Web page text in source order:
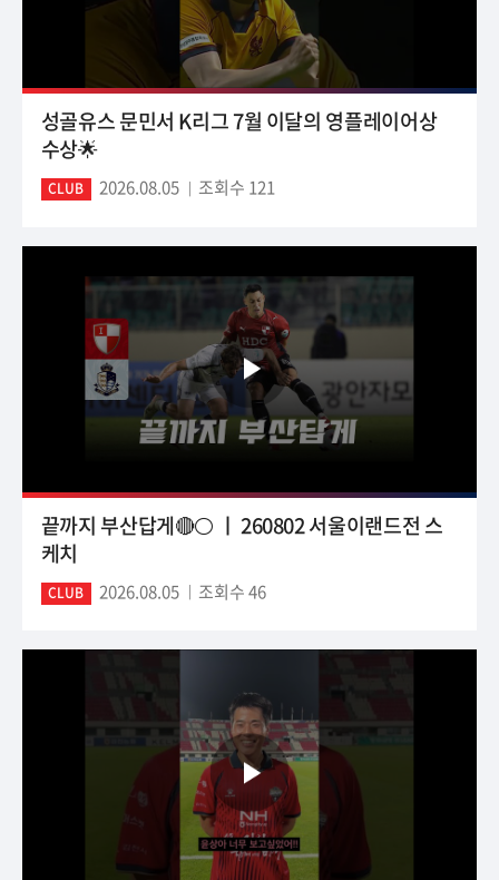
성골유스 문민서 K리그 7월 이달의 영플레이어상
수상🌟
CLUB 2026.08.05 조회수 121
끝까지 부산답게🔴⚪ ㅣ 260802 서울이랜드전 스
케치
CLUB 2026.08.05 조회수 46